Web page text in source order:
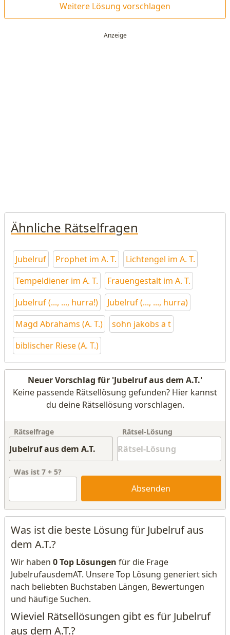
Weitere Lösung vorschlagen
Ähnliche Rätselfragen
Jubelruf Prophet im A. T.
Lichtengel im A. T.
Tempeldiener im A. T.
Frauengestalt im A. T.
Jubelruf (..., ..., hurra!)
Jubelruf (..., ..., hurra)
Magd Abrahams (A. T.)
sohn jakobs a t
biblischer Riese (A. T.)
Neuer Vorschlag für 'Jubelruf aus dem A.T.'
Keine passende Rätsellösung gefunden? Hier kannst
du deine Rätsellösung vorschlagen.
Rätselfrage Rätsel-Lösung
Was ist 7 + 5?
Absenden
Was ist die beste Lösung für Jubelruf aus
dem A.T.?
Wir haben 0 Top Lösungen für die Frage
JubelrufausdemAT. Unsere Top Lösung generiert sich
nach beliebten Buchstaben Längen, Bewertungen
und häufige Suchen.
Wieviel Rätsellösungen gibt es für Jubelruf
aus dem A.T.?